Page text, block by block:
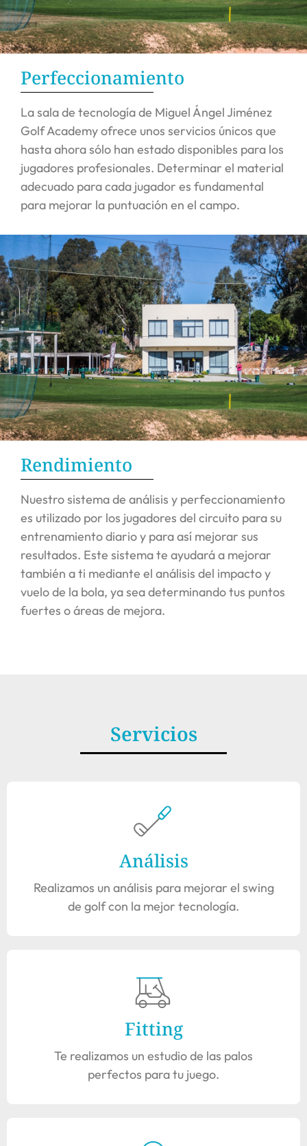
Perfeccionamiento
La sala de tecnología de Miguel Ángel Jiménez
Golf Academy ofrece unos servicios únicos que
hasta ahora sólo han estado disponibles para los
jugadores profesionales. Determinar el material
adecuado para cada jugador es fundamental
para mejorar la puntuación en el campo.
Rendimiento
Nuestro sistema de análisis y perfeccionamiento
es utilizado por los jugadores del circuito para su
entrenamiento diario y para así mejorar sus
resultados. Este sistema te ayudará a mejorar
también a ti mediante el análisis del impacto y
vuelo de la bola, ya sea determinando tus puntos
fuertes o áreas de mejora.
Servicios
Análisis
Realizamos un análisis para mejorar el swing
de golf con la mejor tecnología.
Fitting
Te realizamos un estudio de las palos
perfectos para tu juego.